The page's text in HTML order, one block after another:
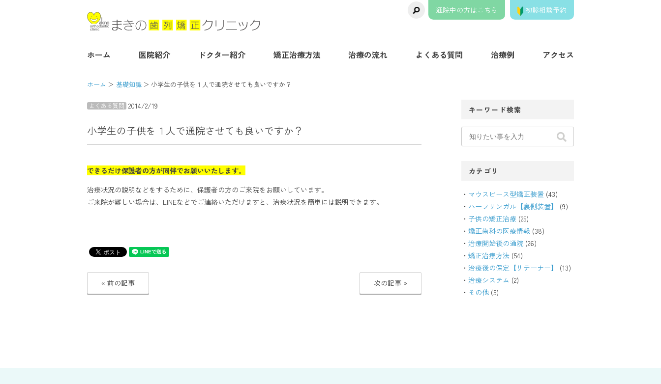
通院中の方はこちら 初診相談予約
ホーム 医院紹介 ドクター紹介 矯正治療方法 治療の流れ よくある質問 治療例 アクセス
ホーム 基礎知識 小学生の子供を１人で通院させても良いですか？
よくある質問 2014/2/19
小学生の子供を１人で通院させても良いですか？
できるだけ保護者の方が同伴でお願いいたします。
治療状況の説明などをするために、保護者の方のご来院をお願いしています。
ご来院が難しい場合は、LINEなどでご連絡いただけますと、治療状況を簡単には説明できます。
« 前の記事 次の記事 »
キーワード検索
カテゴリ
マウスピース型矯正装置 (43)
ハーフリンガル【裏側装置】
(9)
子供の矯正治療 (25)
矯正歯科の医療情報 (38)
治療開始後の通院 (26)
矯正治療方法 (54)
治療後の保定【リテーナー】
(13)
治療システム (2)
その他 (5)